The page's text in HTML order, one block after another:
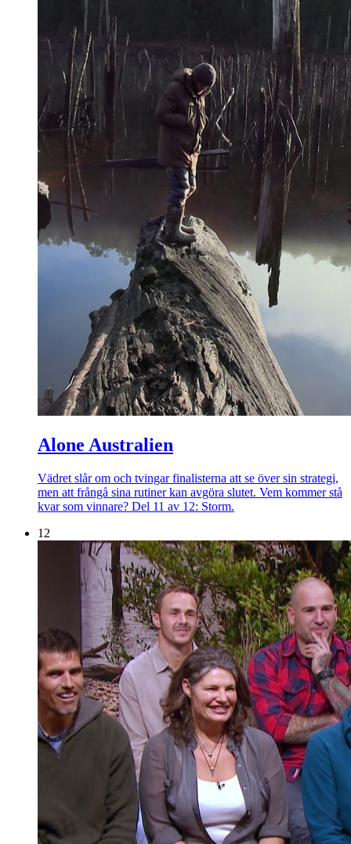
Alone Australien
Vädret slår om och tvingar finalisterna att se över sin strategi,
men att frångå sina rutiner kan avgöra slutet. Vem kommer stå
kvar som vinnare? Del 11 av 12: Storm.
12